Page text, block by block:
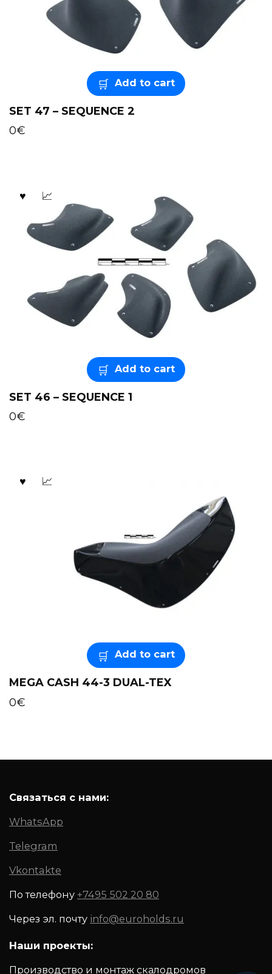
Add to cart
SET 47 – SEQUENCE 2
0€
Add to cart
SET 46 – SEQUENCE 1
0€
Add to cart
MEGA CASH 44-3 DUAL-TEX
0€
Связаться с нами:
WhatsApp
Telegram
Vkontakte
По телефону +7495 502 20 80
Через эл. почту info@euroholds.ru
Наши проекты:
Производство и монтаж скалодромов